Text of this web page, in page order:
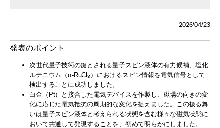
2026/04/23
発表のポイント
次世代量子技術の鍵とされる量子スピン液体の有力候補、塩化
ルテニウム（α-RuCl 3 ）におけるスピン情報を電気信号として
検出することに成功しました。
白金（Pt）と接合した電気デバイスを作製し、磁場の向きの変
化に応じた電気抵抗の周期的な変化を捉えました。この振る舞
いは量子スピン液体と考えられる状態を含む様々な磁気状態に
おいて共通して発現することを、初めて明らかにしました。